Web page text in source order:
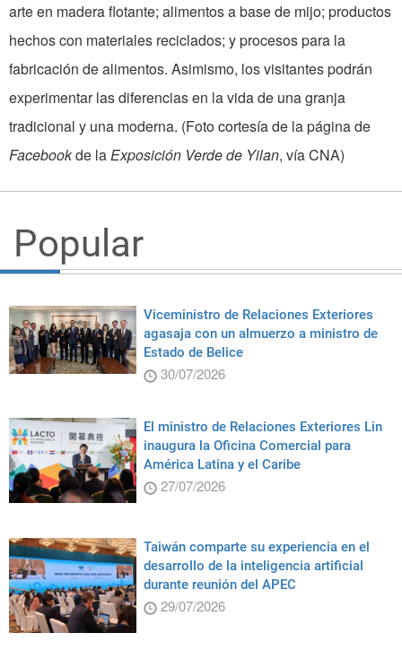
arte en madera flotante; alimentos a base de mijo; productos
hechos con materiales reciclados; y procesos para la
fabricación de alimentos. Asimismo, los visitantes podrán
experimentar las diferencias en la vida de una granja
tradicional y una moderna. (Foto cortesía de la página de
Facebookde laExposición Verde de Yilan, vía CNA)
Popular
Viceministro de Relaciones Exteriores
agasaja con un almuerzo a ministro de
Estado de Belice
30/07/2026
El ministro de Relaciones Exteriores Lin
inaugura la Oficina Comercial para
América Latina y el Caribe
27/07/2026
Taiwán comparte su experiencia en el
desarrollo de la inteligencia artificial
durante reunión del APEC
29/07/2026